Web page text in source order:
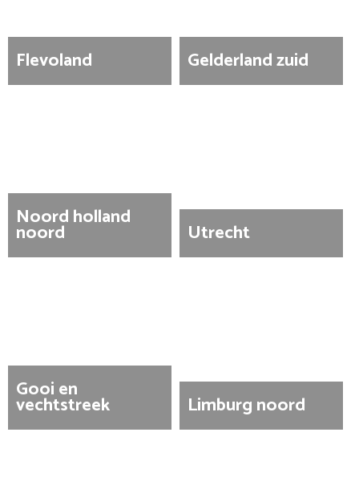
Flevoland Gelderland zuid
Noord holland
noord Utrecht
Gooi en
vechtstreek Limburg noord